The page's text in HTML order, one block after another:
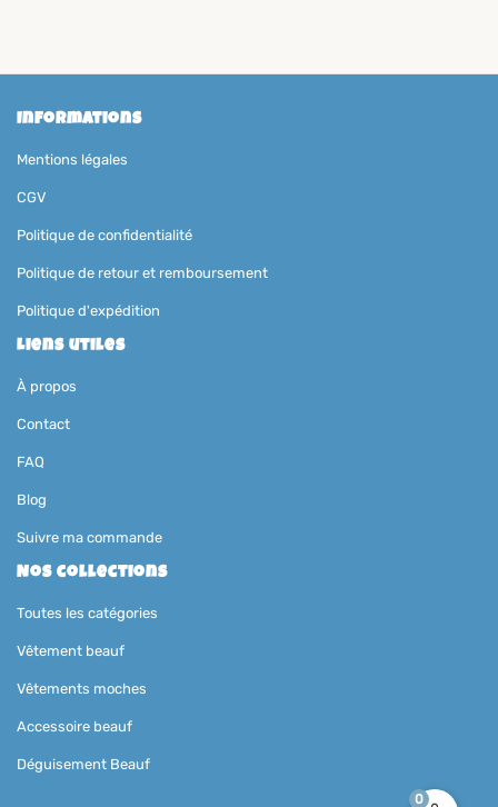
0
Informations
Mentions légales
CGV
Politique de confidentialité
Politique de retour et remboursement
Politique d'expédition
Liens utiles
À propos
Contact
FAQ
Blog
Suivre ma commande
Nos collections
Toutes les catégories
Vêtement beauf
Vêtements moches
Accessoire beauf
Déguisement Beauf